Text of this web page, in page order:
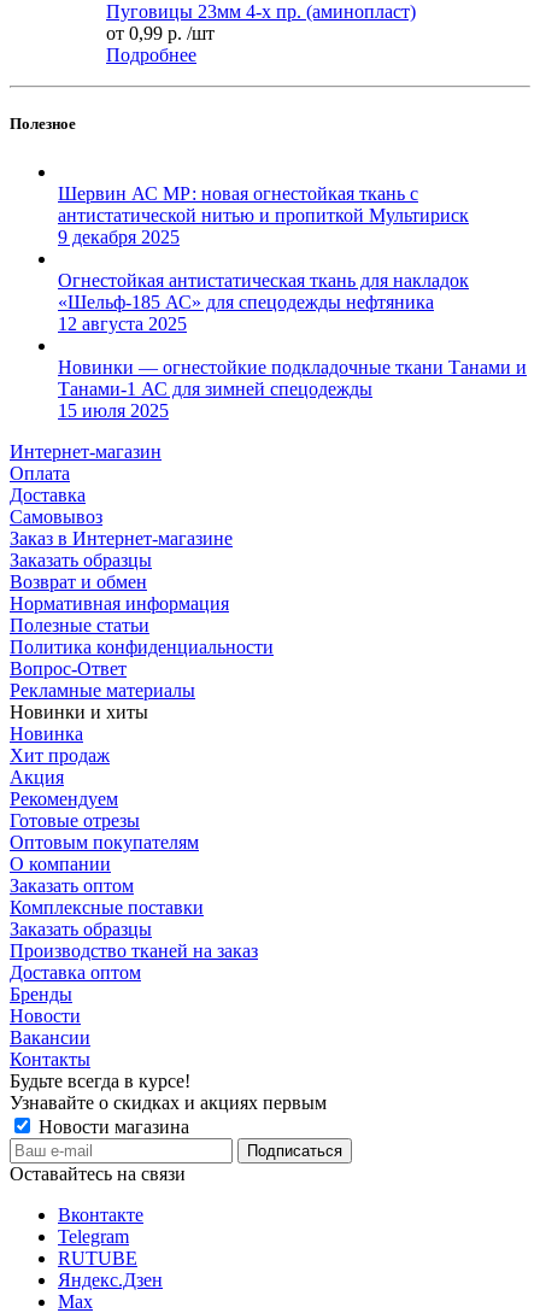
Пуговицы 23мм 4-х пр. (аминопласт)
от 0,99 р. /шт
Подробнее
Полезное
Шервин АС МР: новая огнестойкая ткань с
антистатической нитью и пропиткой Мультириск
9 декабря 2025
Огнестойкая антистатическая ткань для накладок
«Шельф-185 АС» для спецодежды нефтяника
12 августа 2025
Новинки — огнестойкие подкладочные ткани Танами и
Танами-1 АС для зимней спецодежды
15 июля 2025
Интернет-магазин
Оплата
Доставка
Самовывоз
Заказ в Интернет-магазине
Заказать образцы
Возврат и обмен
Нормативная информация
Полезные статьи
Политика конфиденциальности
Вопрос-Ответ
Рекламные материалы
Новинки и хиты
Новинка
Хит продаж
Акция
Рекомендуем
Готовые отрезы
Оптовым покупателям
О компании
Заказать оптом
Комплексные поставки
Заказать образцы
Производство тканей на заказ
Доставка оптом
Бренды
Новости
Вакансии
Контакты
Будьте всегда в курсе!
Узнавайте о скидках и акциях первым
Новости магазина
Оставайтесь на связи
Вконтакте
Telegram
RUTUBE
Яндекс.Дзен
Max